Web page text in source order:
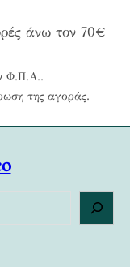
άνω τον 70€
Φ.Π.Α..
της αγοράς.